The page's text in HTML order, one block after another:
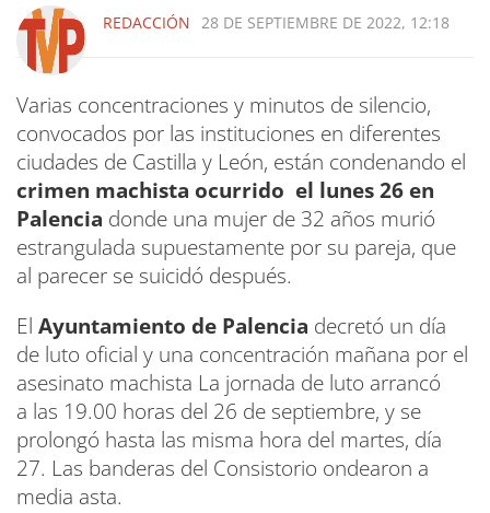
REDACCIÓN 28 DE SEPTIEMBRE DE 2022, 12:18
Varias concentraciones y minutos de silencio,
convocados por las instituciones en diferentes
ciudades de Castilla y León, están condenando el
crimen machista ocurrido el lunes 26 en
Palencia donde una mujer de 32 años murió
estrangulada supuestamente por su pareja, que
al parecer se suicidó después.
El Ayuntamiento de Palencia decretó un día
de luto oficial y una concentración mañana por el
asesinato machista La jornada de luto arrancó
a las 19.00 horas del 26 de septiembre, y se
prolongó hasta las misma hora del martes, día
27. Las banderas del Consistorio ondearon a
media asta.